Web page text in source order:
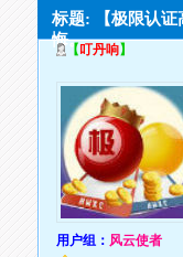
标题: 【极限认证
悔。
【 叮丹响】
用户组： 风云使者